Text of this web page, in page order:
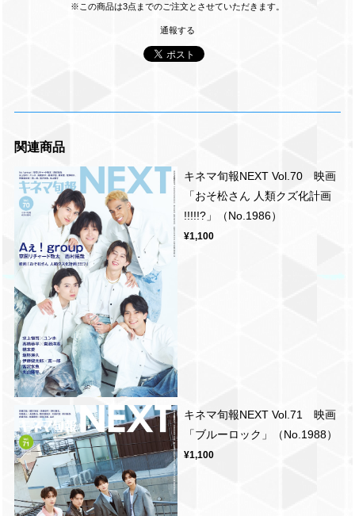
※この商品は3点までのご注文とさせていただきます。
通報する
関連商品
キネマ旬報NEXT Vol.70 映画
「おそ松さん 人類クズ化計画
!!!!!?」（No.1986）
¥1,100
キネマ旬報NEXT Vol.71 映画
「ブルーロック」（No.1988）
¥1,100